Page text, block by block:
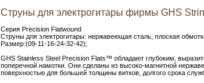
Струны для электрогитары фирмы GHS
Серия Precision Flatwound
Струны для электрогитары: нержавеющая сталь, плоская
Размер:(09-11-16-24-32-42);
GHS Stainless Steel Precision Flats™ обладают глубоким,
поперечной намотки. Они сделаны из высоко-магнитной
поверхностью для большей толщины витков, долгого срока